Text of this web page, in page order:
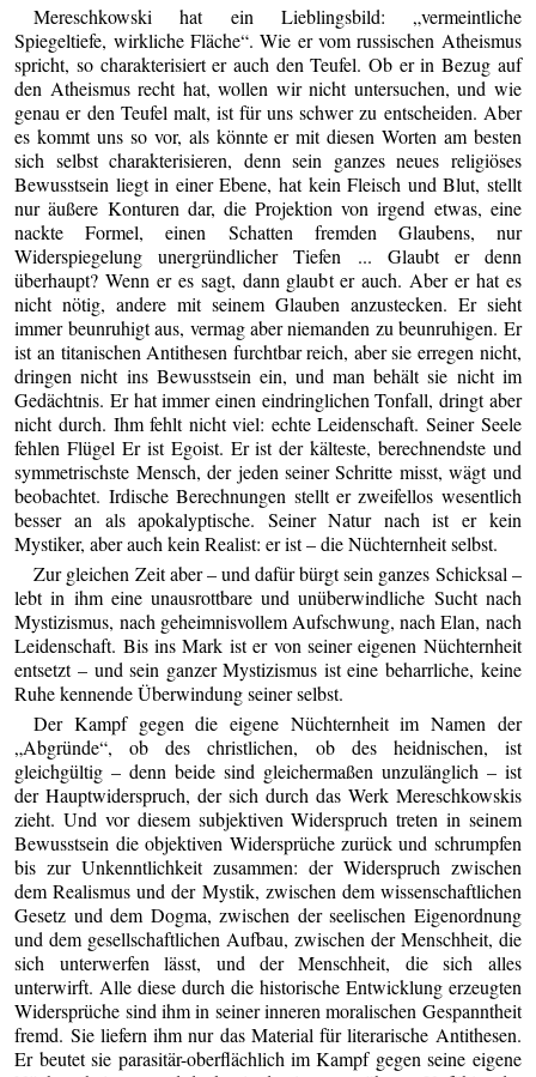
Mereschkowski hat ein Lieblingsbild: „vermeintliche
Spiegeltiefe, wirkliche Fläche“. Wie er vom russischen Atheismus
spricht, so charakterisiert er auch den Teufel. Ob er in Bezug auf
den Atheismus recht hat, wollen wir nicht untersuchen, und wie
genau er den Teufel malt, ist für uns schwer zu entscheiden. Aber
es kommt uns so vor, als könnte er mit diesen Worten am besten
sich selbst charakterisieren, denn sein ganzes neues religiöses
Bewusstsein liegt in einer Ebene, hat kein Fleisch und Blut, stellt
nur äußere Konturen dar, die Projektion von irgend etwas, eine
nackte Formel, einen Schatten fremden Glaubens, nur
Widerspiegelung unergründlicher Tiefen ... Glaubt er denn
überhaupt? Wenn er es sagt, dann glaubt er auch. Aber er hat es
nicht nötig, andere mit seinem Glauben anzustecken. Er sieht
immer beunruhigt aus, vermag aber niemanden zu beunruhigen. Er
ist an titanischen Antithesen furchtbar reich, aber sie erregen nicht,
dringen nicht ins Bewusstsein ein, und man behält sie nicht im
Gedächtnis. Er hat immer einen eindringlichen Tonfall, dringt aber
nicht durch. Ihm fehlt nicht viel: echte Leidenschaft. Seiner Seele
fehlen Flügel Er ist Egoist. Er ist der kälteste, berechnendste und
symmetrischste Mensch, der jeden seiner Schritte misst, wägt und
beobachtet. Irdische Berechnungen stellt er zweifellos wesentlich
besser an als apokalyptische. Seiner Natur nach ist er kein
Mystiker, aber auch kein Realist: er ist – die Nüchternheit selbst.
Zur gleichen Zeit aber – und dafür bürgt sein ganzes Schicksal –
lebt in ihm eine unausrottbare und unüberwindliche Sucht nach
Mystizismus, nach geheimnisvollem Aufschwung, nach Elan, nach
Leidenschaft. Bis ins Mark ist er von seiner eigenen Nüchternheit
entsetzt – und sein ganzer Mystizismus ist eine beharrliche, keine
Ruhe kennende Überwindung seiner selbst.
Der Kampf gegen die eigene Nüchternheit im Namen der
„Abgründe“, ob des christlichen, ob des heidnischen, ist
gleichgültig – denn beide sind gleichermaßen unzulänglich – ist
der Hauptwiderspruch, der sich durch das Werk Mereschkowskis
zieht. Und vor diesem subjektiven Widerspruch treten in seinem
Bewusstsein die objektiven Widersprüche zurück und schrumpfen
bis zur Unkenntlichkeit zusammen: der Widerspruch zwischen
dem Realismus und der Mystik, zwischen dem wissenschaftlichen
Gesetz und dem Dogma, zwischen der seelischen Eigenordnung
und dem gesellschaftlichen Aufbau, zwischen der Menschheit, die
sich unterwerfen lässt, und der Menschheit, die sich alles
unterwirft. Alle diese durch die historische Entwicklung erzeugten
Widersprüche sind ihm in seiner inneren moralischen Gespanntheit
fremd. Sie liefern ihm nur das Material für literarische Antithesen.
Er beutet sie parasitär-oberflächlich im Kampf gegen seine eigene